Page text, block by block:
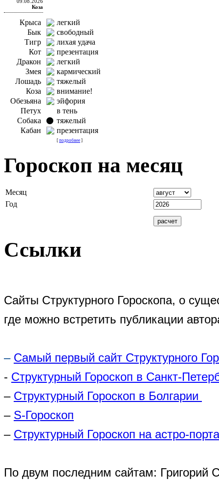
Коза
Крыса
легкий
Бык
свободный
Тигр
лихая удача
Кот
презентация
Дракон
легкий
Змея
кармический
Лошадь
тяжелый
Коза
внимание!
Обезьяна
эйфория
Петух
в тень
Собака
тяжелый
Кабан
презентация
[ подробнее ]
Гороскоп на месяц
Месяц
Год
Ссылки
Сайты Структурного Гороскопа, о
где можно встретить публикации
– Самый первый сайт Структурного
- Структурный Гороскоп в Санкт-
– Структурный Гороскоп в Болгарии
– S-Гороскоп
– Структурный Гороскоп на астро-
По двум последним сайтам: Григорий